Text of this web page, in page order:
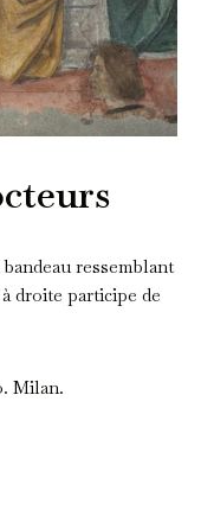
ressemblant
droite participe de
Milan.